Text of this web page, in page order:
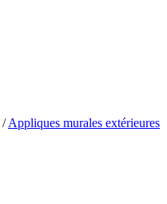
/ Appliques murales extérieures